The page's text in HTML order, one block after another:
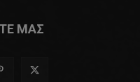
ΜΑΣ